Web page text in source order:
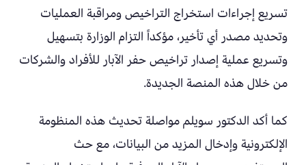
تسريع إجراءات استخراج التراخيص ومراقبة العمليات
وتحديد مصدر أي تأخير، مؤكداً التزام الوزارة بتسهيل
وتسريع عملية إصدار تراخيص حفر الآبار للأفراد والشركات
من خلال هذه المنصة الجديدة.
كما أكد الدكتور سويلم مواصلة تحديث هذه المنظومة
الإلكترونية وإدخال المزيد من البيانات، مع حث